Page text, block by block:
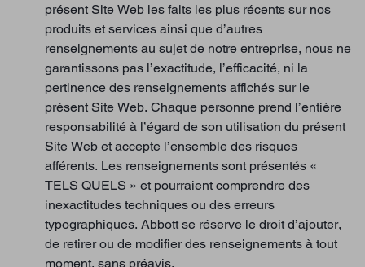
présent Site Web les faits les plus récents sur nos
produits et services ainsi que d’autres
renseignements au sujet de notre entreprise, nous ne
garantissons pas l’exactitude, l’efficacité, ni la
pertinence des renseignements affichés sur le
présent Site Web. Chaque personne prend l’entière
responsabilité à l’égard de son utilisation du présent
Site Web et accepte l’ensemble des risques
afférents. Les renseignements sont présentés «
TELS QUELS » et pourraient comprendre des
inexactitudes techniques ou des erreurs
typographiques. Abbott se réserve le droit d’ajouter,
de retirer ou de modifier des renseignements à tout
moment, sans préavis.